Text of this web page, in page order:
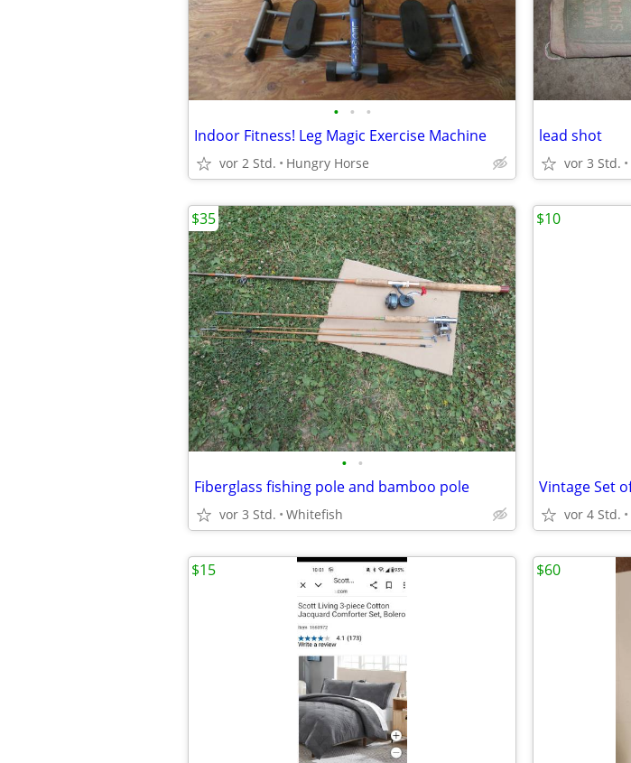
• • •
Indoor Fitness! Leg Magic Exercise Machine
vor 2 Std. Hungry Horse
lead shot
vor 3 Std.
• •
Fiberglass fishing pole and bamboo pole
vor 3 Std. Whitefish
$35
vor 4 Std.
$10
$15 $60